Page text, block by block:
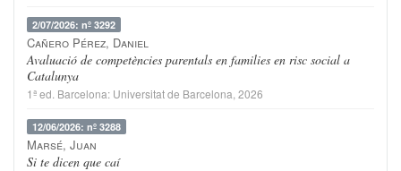
2/07/2026: nº 3292
Cañero Pérez, Daniel
Avaluació de competències parentals en families en risc social a
Catalunya
1ª ed. Barcelona: Universitat de Barcelona , 2026
12/06/2026: nº 3288
Marsé, Juan
Si te dicen que caí